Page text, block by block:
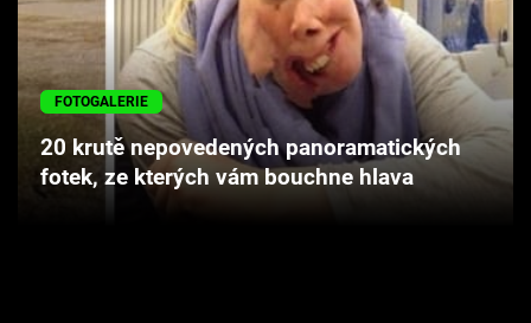
Hry
Cool Esport
Pořady
TV Program
FOTOGALERIE
20 krutě nepovedených panoramatických
fotek, ze kterých vám bouchne hlava